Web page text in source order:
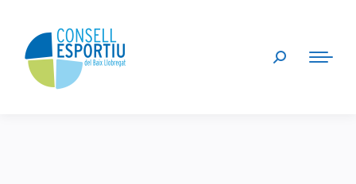
Search: